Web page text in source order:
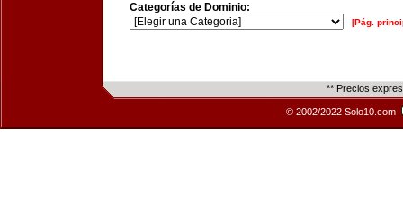
Categorías de Dominio:
[Pág.
** Precios
© 2002/2022 Solo10.com